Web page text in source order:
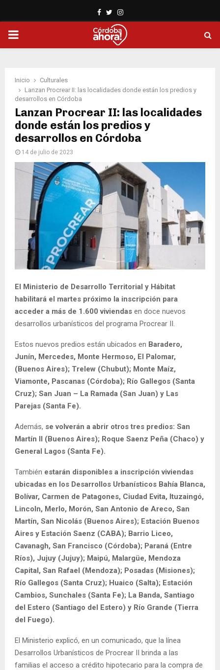
Facebook
TwitterInstagram
PRIMARY
Inicio
Culturales
Lanzan Procrear II: las localidades donde están los predios y
desarrollos en Córdoba
Lanzan Procrear II: las localidades
donde están los predios y
desarrollos en Córdoba
14 de julio de 2023
El Ministerio de Desarrollo Territorial y Hábitat
habilitará el martes próximo la inscripción para
acceder a más de 1.600 viviendas en doce nuevos
desarrollos urbanísticos del programa Procrear II.
Estos nuevos predios están ubicados en Baradero,
Junín, Mercedes, Monte Hermoso, El Palomar,
(Buenos Aires); Trelew (Chubut); Monte Maíz,
Viamonte, Pascanas (Córdoba); Río Gallegos (Santa
Cruz); San Juan – La Ramada (San Juan) y Las
Parejas (Santa Fe).
Además, se volverán a abrir otros tres predios: San
Martín II (Buenos Aires); Roque Saenz Peña (Chaco) y
General Lagos (Santa Fe).
También estarán disponibles a inscripción viviendas
ubicadas en los Desarrollos Urbanísticos Bahía Blanca,
Bolívar, Carmen de Patagones, Ciudad Evita, Ituzaingó,
Lincoln, Merlo, Morón, San Antonio de Areco, San
Martín, San Nicolás (Buenos Aires); Estación Buenos
Aires y Estación Saenz (CABA); Barrio Liceo,
Cavanagh, San Francisco (Córdoba); Paraná (Entre
Ríos), Jujuy (Jujuy); Maipú, Malargüe, Mendoza
Capital, San Rafael (Mendoza); Posadas (Misiones);
Río Gallegos (Santa Cruz); Huaico (Salta); Estación
Cambios, Sunchales (Santa Fe); La Banda, Santiago
del Estero (Santiago del Estero) y Río Grande (Tierra
del Fuego).
El Ministerio explicó, en un comunicado, que la línea
Desarrollos Urbanísticos de Procrear II brinda a las
familias el acceso a crédito hipotecario para la compra de